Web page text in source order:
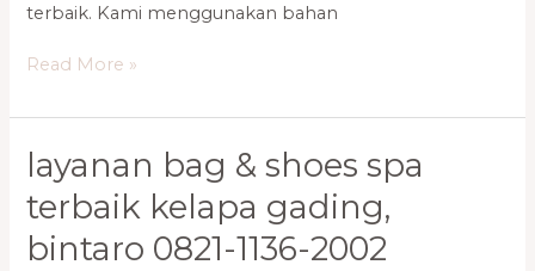
terbaik. Kami menggunakan bahan
Read More »
layanan bag & shoes spa
terbaik kelapa gading,
bintaro 0821-1136-2002
Layanan
Bag
&
Shoes
Spa